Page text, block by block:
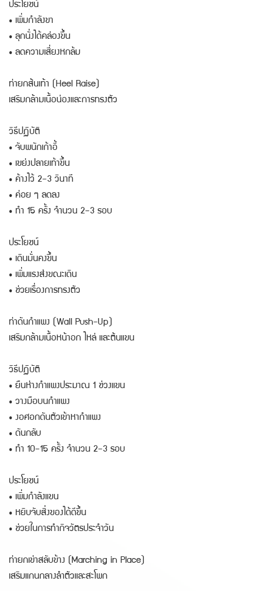
ประโยชน์
• เพิ่มกำลังขา
• ลุกนั่งได้คล่องขึ้น
• ลดความเสี่ยงหกล้ม
ท่ายกส้นเท้า (Heel Raise)
เสริมกล้ามเนื้อน่องและการทรงตัว
วิธีปฏิบัติ
• จับพนักเก้าอี้
• เขย่งปลายเท้าขึ้น
• ค้างไว้ 2–3 วินาที
• ค่อย ๆ ลดลง
• ทำ 15 ครั้ง จำนวน 2–3 รอบ
ประโยชน์
• เดินมั่นคงขึ้น
• เพิ่มแรงส่งขณะเดิน
• ช่วยเรื่องการทรงตัว
ท่าดันกำแพง (Wall Push-Up)
เสริมกล้ามเนื้อหน้าอก ไหล่ และต้นแขน
วิธีปฏิบัติ
• ยืนห่างกำแพงประมาณ 1 ช่วงแขน
• วางมือบนกำแพง
• งอศอกดันตัวเข้าหากำแพง
• ดันกลับ
• ทำ 10–15 ครั้ง จำนวน 2–3 รอบ
ประโยชน์
• เพิ่มกำลังแขน
• หยิบจับสิ่งของได้ดีขึ้น
• ช่วยในการทำกิจวัตรประจำวัน
ท่ายกเข่าสลับข้าง (Marching in Place)
เสริมแกนกลางลำตัวและสะโพก